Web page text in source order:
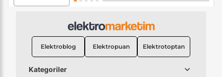
Elektroblog Elektropuan Elektrotoptan
Kategoriler